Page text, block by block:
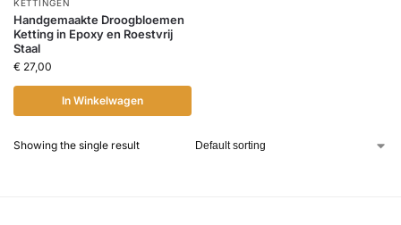
KETTINGEN
Handgemaakte Droogbloemen
Ketting in Epoxy en Roestvrij
Staal
€ 27,00
In Winkelwagen
Showing the single result